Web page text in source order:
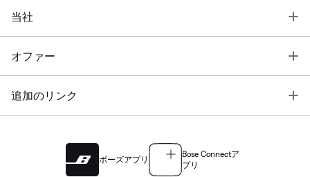
当社
オファー
追加のリンク
ボーズアプリ
Bose Connectア
プリ